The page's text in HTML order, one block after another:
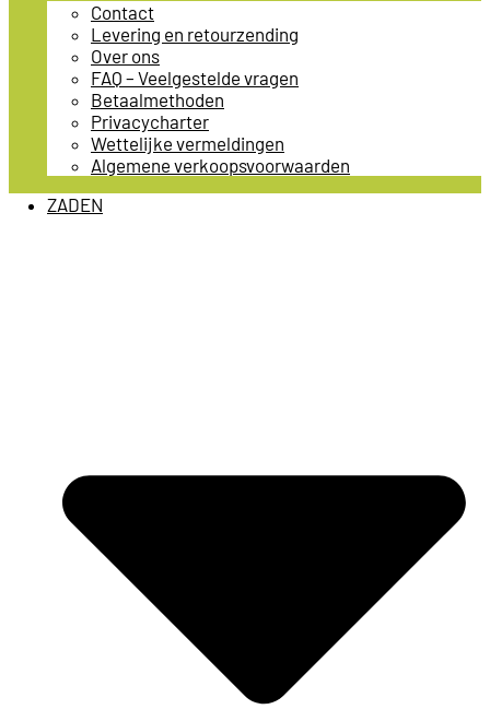
Contact
Levering en retourzending
Over ons
FAQ – Veelgestelde vragen
Betaalmethoden
Privacycharter
Wettelijke vermeldingen
Algemene verkoopsvoorwaarden
ZADEN